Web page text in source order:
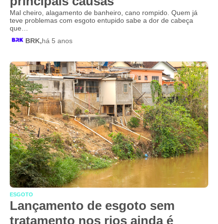
Mal cheiro, alagamento de banheiro, cano rompido. Quem já
teve problemas com esgoto entupido sabe a dor de cabeça
que…
BRK,há 5 anos
ESGOTO
Lançamento de esgoto sem
tratamento nos rios ainda é